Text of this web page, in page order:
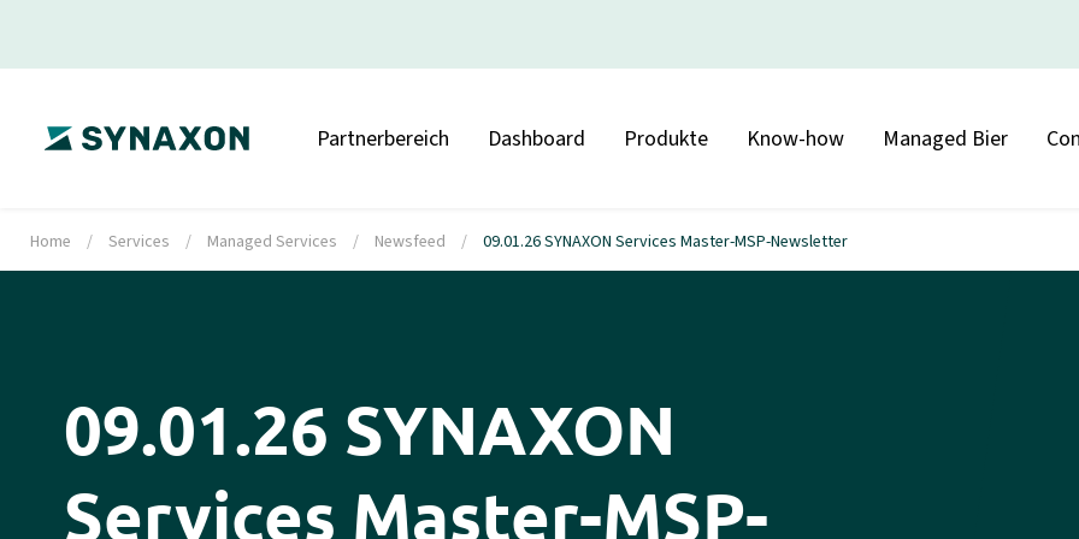
Partnerbereich Dashboard Produkte Know-how Managed Bier
Home / Services / Managed Services / Newsfeed / 09.01.26 SYNAXON Services Master-MSP-Newsletter
09.01.26 SYNAXON
Services Master-MSP-